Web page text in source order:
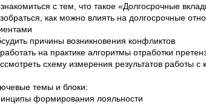
с тем, что такое «Долгосрочные
как можно влиять на долгосрочные
причины возникновения конфликтов
на практике алгоритмы отработки
схему измерения результатов работы с
темы и блоки:
формирования лояльности